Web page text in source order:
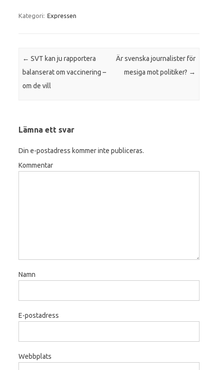
Kategori: Expressen
Inläggsnavigering
← SVT kan ju rapportera
balanserat om vaccinering –
om de vill
Är svenska journalister för
mesiga mot politiker? →
Lämna ett svar
Din e-postadress kommer inte publiceras.
Kommentar
Namn
E-postadress
Webbplats